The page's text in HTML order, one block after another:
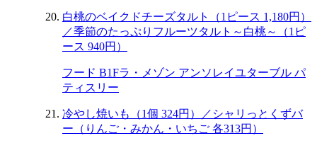
白桃のベイクドチーズタルト（1ピース 1,180円）
／季節のたっぷりフルーツタルト～白桃～（1ピ
ース 940円）
フード B1Fラ・メゾン アンソレイユターブル パ
ティスリー
冷やし焼いも（1個 324円）／シャリっとくずバ
ー（りんご・みかん・いちご 各313円）